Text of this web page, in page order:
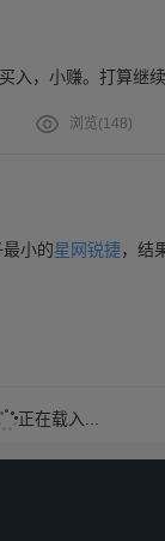
入，小赚。打算继
浏览(148)
小的星网锐捷，结
正在载入...